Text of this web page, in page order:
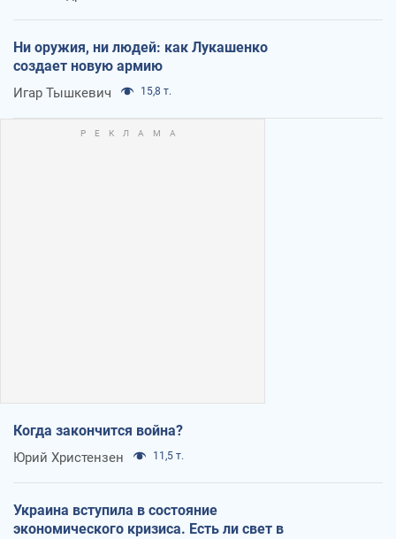
Ни оружия, ни людей: как Лукашенко
создает новую армию
Игар Тышкевич 15,8 т.
Когда закончится война?
Юрий Христензен 11,5 т.
Украина вступила в состояние
экономического кризиса. Есть ли свет в